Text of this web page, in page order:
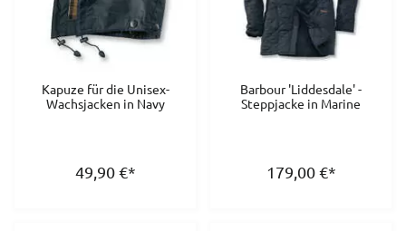
Kapuze für die Unisex-
Wachsjacken in Navy
49,90€*
Barbour 'Liddesdale' -
Steppjacke in Marine
179,00€*